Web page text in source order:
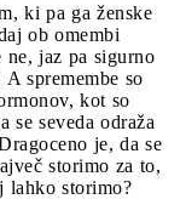
ki pa ga ženske
ob omembi
ne, jaz pa sigurno
spremembe so
kot so
se seveda odraža
je, da se
storimo za to,
lahko storimo?